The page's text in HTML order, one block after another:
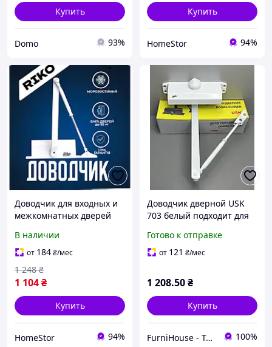
Купить
Domo 93%
Купить
HomeStor 94%
Доводчик для входных и
межкомнатных дверей
85 кг) белый
В наличии
от 184₴/мес
1 104₴
1 248 ₴
Купить
HomeStor 94%
Доводчик дверной USK
703 белый подходит для
дверей 60 80 кг с
регулировкой скорости и
Готово к отправке
от 121 ₴/мес
1 208.50₴
Купить
FurniHouse - Товары для дома и сада 100%